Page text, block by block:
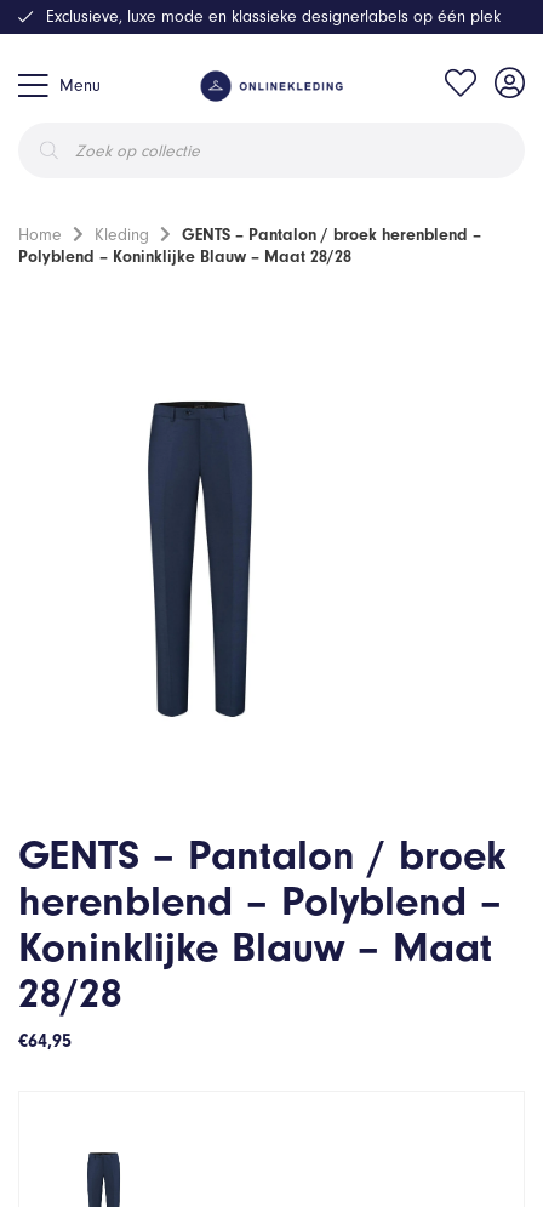
Menu
zoeken
Exclusieve, luxe mode en klassieke designerlabels op één plek
Home Kleding
GENTS – Pantalon / broek herenblend –
Polyblend – Koninklijke Blauw – Maat 28/28
GENTS – Pantalon / broek
herenblend – Polyblend –
Koninklijke Blauw – Maat
28/28
€64,95